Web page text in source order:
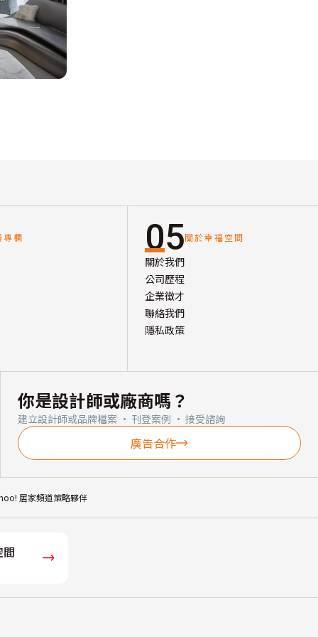
專欄 05關於幸福空間
關於我們
公司歷程
企業徵才
聯絡我們
隱私政策
你是設計師或廠商嗎？
建立設計師或品牌檔案 · 刊登案例 · 接受諮詢
廣告合作
居家頻道策略夥伴